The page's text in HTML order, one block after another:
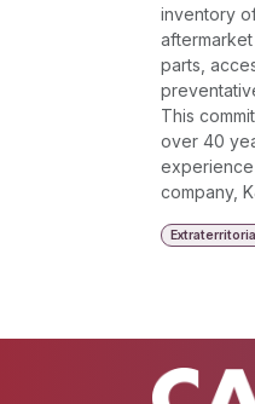
inventory
parts,
This
over 40
company,